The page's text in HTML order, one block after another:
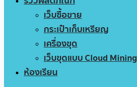
เว็บซื้อขาย
กระเป๋าเก็บเหรียญ
เครื่องขุด
เว็บขุดแบบ Cloud Mining
ห้องเรียน